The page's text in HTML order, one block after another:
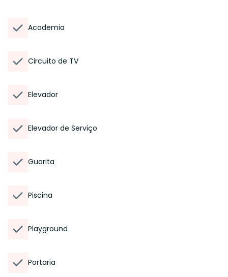
Academia
Circuito de TV
Elevador
Elevador de Serviço
Guarita
Piscina
Playground
Portaria